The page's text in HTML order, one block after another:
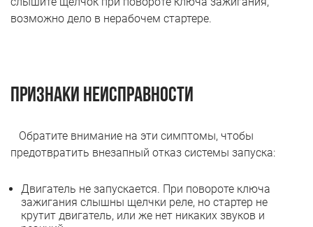
возможно дело в нерабочем стартере.
Признаки неисправности
Обратите внимание на эти симптомы, чтобы
предотвратить внезапный отказ системы запуска:
Двигатель не запускается. При повороте ключа
зажигания слышны щелчки реле, но стартер не
крутит двигатель, или же нет никаких звуков и